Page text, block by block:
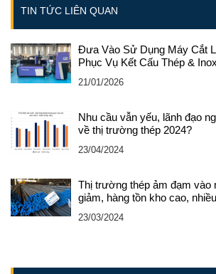
TIN TỨC LIÊN QUAN
Đưa Vào Sử Dụng Máy Cắt
Phục Vụ Kết Cấu Thép &
21/01/2026
Nhu cầu vẫn yếu, lãnh đạo
về thị trường thép 2024?
23/04/2024
Thị trường thép ảm đạm vào
giảm, hàng tồn kho cao,
23/03/2024